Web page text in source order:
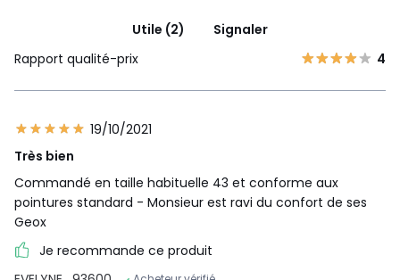
Utile (2)
Signaler
Rapport qualité-prix
4
19/10/2021
Très bien
Commandé en taille habituelle 43 et conforme aux
pointures standard - Monsieur est ravi du confort de ses
Geox
Je recommande ce produit